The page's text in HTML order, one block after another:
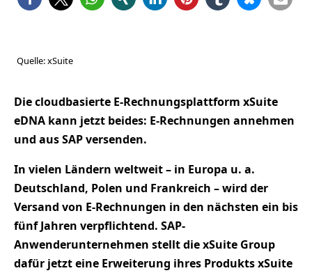
Quelle: xSuite
Die cloudbasierte E-Rechnungsplattform xSuite
eDNA kann jetzt beides: E-Rechnungen annehmen
und aus SAP versenden.
In vielen Ländern weltweit – in Europa u. a.
Deutschland, Polen und Frankreich – wird der
Versand von E-Rechnungen in den nächsten ein bis
fünf Jahren verpflichtend. SAP-
Anwenderunternehmen stellt die xSuite Group
dafür jetzt eine Erweiterung ihres Produkts xSuite